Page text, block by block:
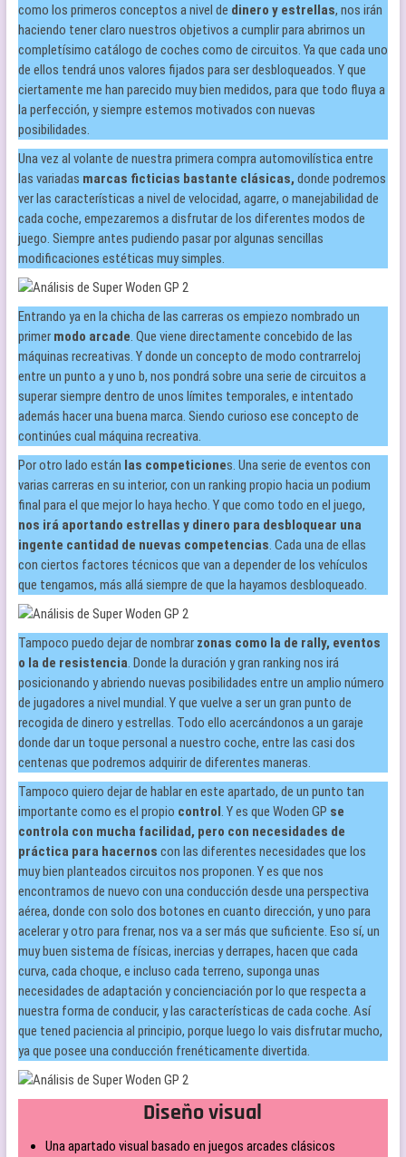
como los primeros conceptos a nivel de dinero y estrellas, nos irán
haciendo tener claro nuestros objetivos a cumplir para abrirnos un
completísimo catálogo de coches como de circuitos. Ya que cada uno
de ellos tendrá unos valores fijados para ser desbloqueados. Y que
ciertamente me han parecido muy bien medidos, para que todo fluya a
la perfección, y siempre estemos motivados con nuevas
posibilidades.
Una vez al volante de nuestra primera compra automovilística entre
las variadas marcas ficticias bastante clásicas, donde podremos
ver las características a nivel de velocidad, agarre, o manejabilidad de
cada coche, empezaremos a disfrutar de los diferentes modos de
juego. Siempre antes pudiendo pasar por algunas sencillas
modificaciones estéticas muy simples.
Entrando ya en la chicha de las carreras os empiezo nombrado un
primer modo arcade . Que viene directamente concebido de las
máquinas recreativas. Y donde un concepto de modo contrarreloj
entre un punto a y uno b, nos pondrá sobre una serie de circuitos a
superar siempre dentro de unos límites temporales, e intentado
además hacer una buena marca. Siendo curioso ese concepto de
continúes cual máquina recreativa.
Por otro lado están las competiciones. Una serie de eventos con
varias carreras en su interior, con un ranking propio hacia un podium
final para el que mejor lo haya hecho. Y que como todo en el juego,
nos irá aportando estrellas y dinero para desbloquear una
ingente cantidad de nuevas competencias . Cada una de ellas
con ciertos factores técnicos que van a depender de los vehículos
que tengamos, más allá siempre de que la hayamos desbloqueado.
Tampoco puedo dejar de nombrar zonas como la de rally, eventos
o la de resistencia . Donde la duración y gran ranking nos irá
posicionando y abriendo nuevas posibilidades entre un amplio número
de jugadores a nivel mundial. Y que vuelve a ser un gran punto de
recogida de dinero y estrellas. Todo ello acercándonos a un garaje
donde dar un toque personal a nuestro coche, entre las casi dos
centenas que podremos adquirir de diferentes maneras.
Tampoco quiero dejar de hablar en este apartado, de un punto tan
importante como es el propio control . Y es que Woden GP se
controla con mucha facilidad, pero con necesidades de
práctica para hacernos con las diferentes necesidades que los
muy bien planteados circuitos nos proponen. Y es que nos
encontramos de nuevo con una conducción desde una perspectiva
aérea, donde con solo dos botones en cuanto dirección, y uno para
acelerar y otro para frenar, nos va a ser más que suficiente. Eso sí, un
muy buen sistema de físicas, inercias y derrapes, hacen que cada
curva, cada choque, e incluso cada terreno, suponga unas
necesidades de adaptación y concienciación por lo que respecta a
nuestra forma de conducir, y las características de cada coche. Así
que tened paciencia al principio, porque luego lo vais disfrutar mucho,
ya que posee una conducción frenéticamente divertida.
Diseño visual
Una apartado visual basado en juegos arcades clásicos